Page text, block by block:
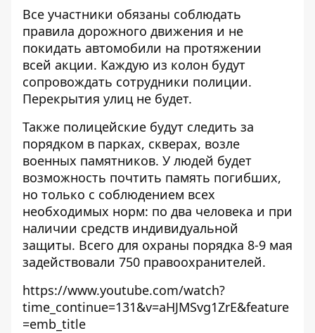
Все участники обязаны соблюдать
правила дорожного движения и не
покидать автомобили на протяжении
всей акции. Каждую из колон будут
сопровождать сотрудники полиции.
Перекрытия улиц не будет.
Также полицейские будут следить за
порядком в парках, скверах, возле
военных памятников. У людей будет
возможность почтить память погибших,
но только с соблюдением всех
необходимых норм: по два человека и при
наличии средств индивидуальной
защиты. Всего для охраны порядка 8-9 мая
задействовали 750 правоохранителей.
https://www.youtube.com/watch?
time_continue=131&v=aHJMSvg1ZrE&feature
=emb_title